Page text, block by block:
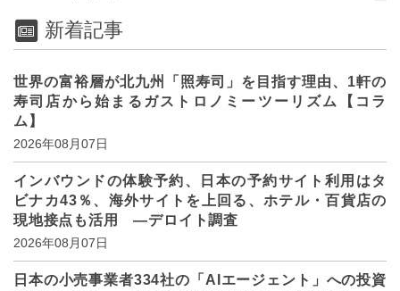
新着記事
世界の富裕層が北九州「照寿司」を目指す理由、1軒の
寿司店から始まるガストロノミーツーリズム【コラ
ム】
2026年08月07日
インバウンドの体験予約、日本の予約サイト利用はタ
ビナカ43％、海外サイトを上回る、ホテル・百貨店の
現地接点も活用 ―デロイト調査
2026年08月07日
日本の小売事業者334社の「AIエージェント」への投資